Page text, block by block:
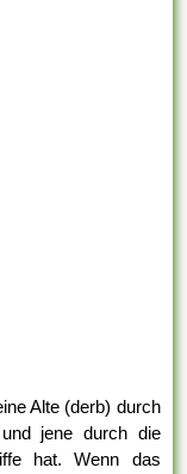
Alte (derb) durch
jene durch die
hat. Wenn das